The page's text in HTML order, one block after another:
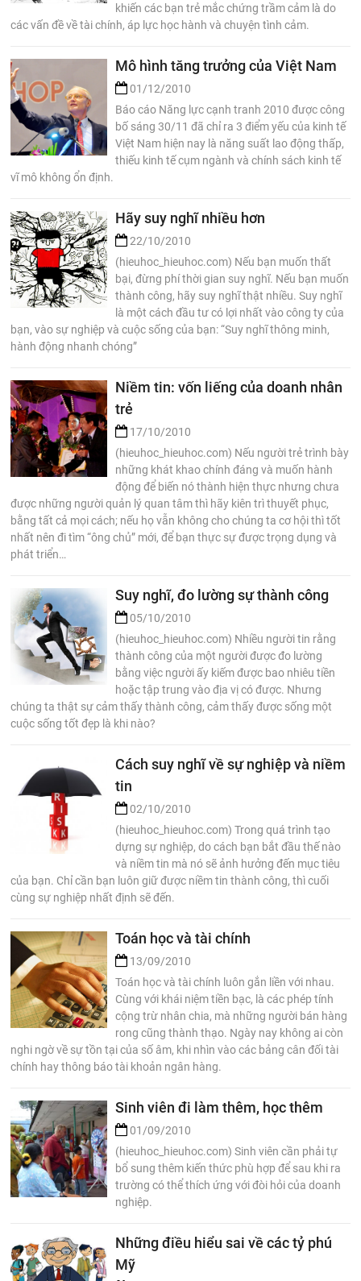
khiến các bạn trẻ mắc chứng trầm cảm là do
các vấn đề về tài chính, áp lực học hành và chuyện tình cảm.
Mô hình tăng trưởng của Việt Nam
01/12/2010
Báo cáo Năng lực cạnh tranh 2010 được công
bố sáng 30/11 đã chỉ ra 3 điểm yếu của kinh tế
Việt Nam hiện nay là năng suất lao động thấp,
thiếu kinh tế cụm ngành và chính sách kinh tế
vĩ mô không ổn định.
Hãy suy nghĩ nhiều hơn
22/10/2010
(hieuhoc_hieuhoc.com) Nếu bạn muốn thất
bại, đừng phí thời gian suy nghĩ. Nếu bạn muốn
thành công, hãy suy nghĩ thật nhiều. Suy nghĩ
là một cách đầu tư có lợi nhất vào công ty của
bạn, vào sự nghiệp và cuộc sống của bạn: “Suy nghĩ thông minh,
hành động nhanh chóng”
Niềm tin: vốn liếng của doanh nhân
trẻ
17/10/2010
(hieuhoc_hieuhoc.com) Nếu người trẻ trình bày
những khát khao chính đáng và muốn hành
động để biến nó thành hiện thực nhưng chưa
được những người quản lý quan tâm thì hãy kiên trì thuyết phục,
bằng tất cả mọi cách; nếu họ vẫn không cho chúng ta cơ hội thì tốt
nhất nên đi tìm “ông chủ” mới, để bạn thực sự được trọng dụng và
phát triển…
Suy nghĩ, đo lường sự thành công
05/10/2010
(hieuhoc_hieuhoc.com) Nhiều người tin rằng
thành công của một người được đo lường
bằng việc người ấy kiếm được bao nhiêu tiền
hoặc tập trung vào địa vị có được. Nhưng
chúng ta thật sự cảm thấy thành công, cảm thấy được sống một
cuộc sống tốt đẹp là khi nào?
Cách suy nghĩ về sự nghiệp và niềm
tin
02/10/2010
(hieuhoc_hieuhoc.com) Trong quá trình tạo
dựng sự nghiệp, do cách bạn bắt đầu thế nào
và niềm tin mà nó sẽ ảnh hưởng đến mục tiêu
của bạn. Chỉ cần bạn luôn giữ được niềm tin thành công, thì cuối
cùng sự nghiệp nhất định sẽ đến.
Toán học và tài chính
13/09/2010
Toán học và tài chính luôn gắn liền với nhau.
Cùng với khái niệm tiền bạc, là các phép tính
cộng trừ nhân chia, mà những người bán hàng
rong cũng thành thạo. Ngày nay không ai còn
nghi ngờ về sự tồn tại của số âm, khi nhìn vào các bảng cân đối tài
chính hay thông báo tài khoản ngân hàng.
Sinh viên đi làm thêm, học thêm
01/09/2010
(hieuhoc_hieuhoc.com) Sinh viên cần phải tự
bổ sung thêm kiến thức phù hợp để sau khi ra
trường có thể thích ứng với đòi hỏi của doanh
nghiệp.
Những điều hiểu sai về các tỷ phú
Mỹ